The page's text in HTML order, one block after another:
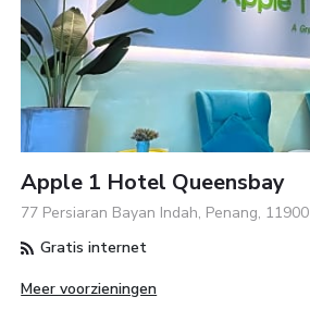
Apple 1 Hotel Queensbay
77 Persiaran Bayan Indah, Penang, 11900
Gratis internet
Meer voorzieningen